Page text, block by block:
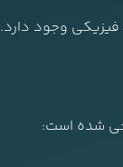
فیزیکی وجود دارد.
شده است: